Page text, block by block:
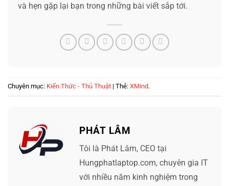
và hẹn gặp lại bạn trong những bài viết sắp tới.
Chuyên mục: Kiến Thức - Thủ Thuật | Thẻ: XMind.
PHÁT LÂM
Tôi là Phát Lâm, CEO tại
Hungphatlaptop.com, chuyên gia IT
với nhiều năm kinh nghiệm trong